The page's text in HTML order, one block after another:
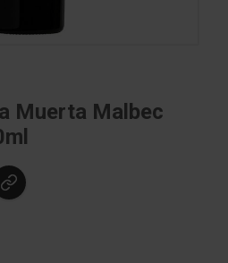
Muerta Malbec